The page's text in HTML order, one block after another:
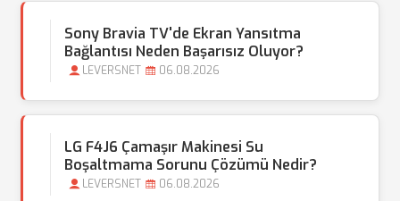
Sony Bravia TV'de Ekran Yansıtma
Bağlantısı Neden Başarısız Oluyor?
LEVERSNET 06.08.2026
LG F4J6 Çamaşır Makinesi Su
Boşaltmama Sorunu Çözümü Nedir?
LEVERSNET 06.08.2026